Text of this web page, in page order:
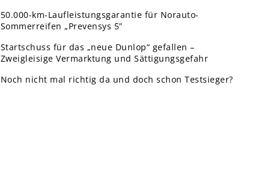
50.000-km-Laufleistungsgarantie für Norauto-
Sommerreifen „Prevensys 5”
Startschuss für das „neue Dunlop“ gefallen –
Zweigleisige Vermarktung und Sättigungsgefahr
Noch nicht mal richtig da und doch schon Testsieger?